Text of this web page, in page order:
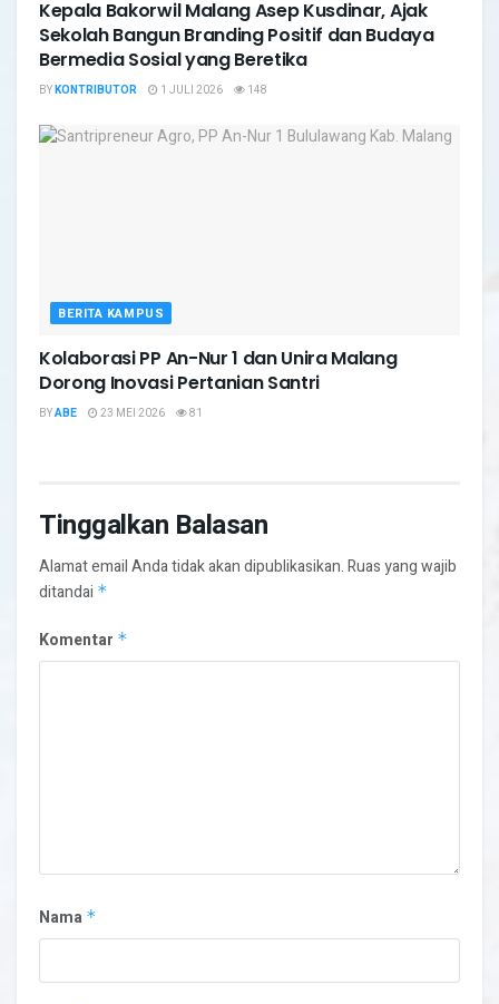
Kepala Bakorwil Malang Asep Kusdinar, Ajak
Sekolah Bangun Branding Positif dan Budaya
Bermedia Sosial yang Beretika
BYKONTRIBUTOR 1 JULI 2026 148
BERITA KAMPUS
Kolaborasi PP An-Nur 1 dan Unira Malang
Dorong Inovasi Pertanian Santri
BYABE 23 MEI 2026 81
Tinggalkan Balasan
Alamat email Anda tidak akan dipublikasikan.Ruas yang wajib
ditandai *
Komentar *
Nama *